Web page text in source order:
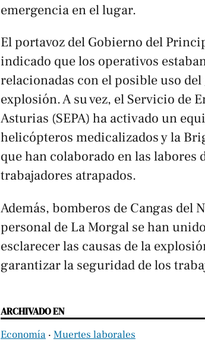
emergencia en el lugar.
El portavoz del Gobierno del
indicado que los operativos
relacionadas con el posible uso
explosión. A su vez, el Servicio de
Asturias (SEPA) ha activado un
helicópteros medicalizados y la
que han colaborado en las labores
trabajadores atrapados.
Además, bomberos de Cangas del
personal de La Morgal se han
esclarecer las causas de la
garantizar la seguridad de los
ARCHIVADO EN
Economía ‧ Muertes laborales